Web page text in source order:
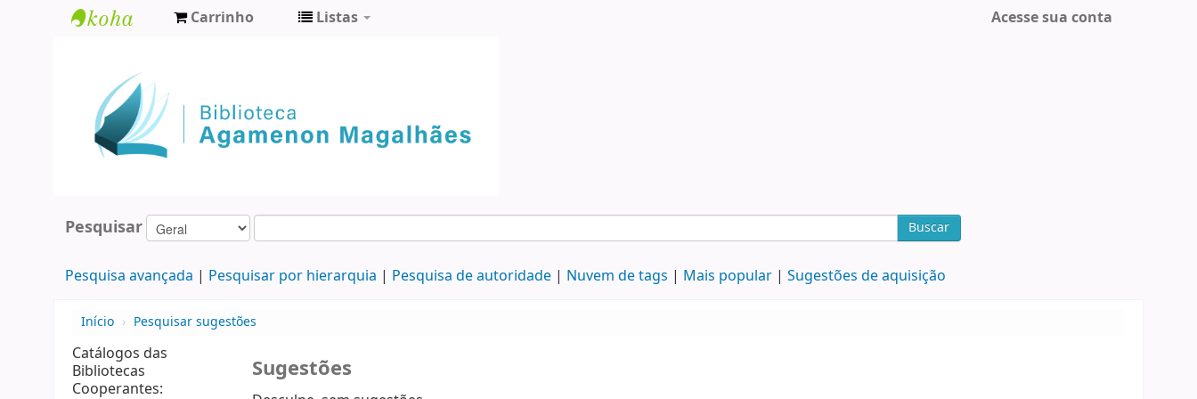
Agamenon
Magalhães
Carrinho Listas Acesse sua conta
Pesquisar Buscar
Pesquisa avançada Pesquisar por hierarquia Pesquisa de autoridade Nuvem de tags Mais popular Sugestões de aquisição
Início › Pesquisar sugestões
Catálogos das
Bibliotecas
Cooperantes:
Sugestões